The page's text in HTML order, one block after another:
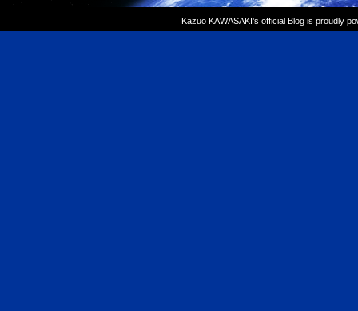
Kazuo KAWASAKI’s official Blog is proudly